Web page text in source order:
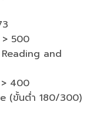
500
and
400
(ขั้นต่ำ 180/300)